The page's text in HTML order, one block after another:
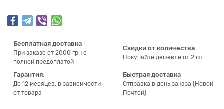
Бесплатная доставка
При заказе от 2000 грн с
полной предоплатой
Скидки от количества
Покупайте дешевле от 2 шт
Гарантия:
До 12 месяцев, в зависимости
от товара
Быстрая доставка
Отправка в день заказа (Новой
Почтой)